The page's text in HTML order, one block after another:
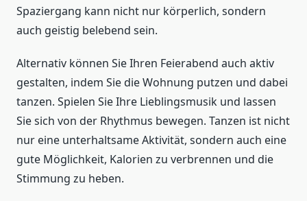
Spaziergang kann nicht nur körperlich, sondern
auch geistig belebend sein.
Alternativ können Sie Ihren Feierabend auch aktiv
gestalten, indem Sie die Wohnung putzen und dabei
tanzen. Spielen Sie Ihre Lieblingsmusik und lassen
Sie sich von der Rhythmus bewegen. Tanzen ist nicht
nur eine unterhaltsame Aktivität, sondern auch eine
gute Möglichkeit, Kalorien zu verbrennen und die
Stimmung zu heben.